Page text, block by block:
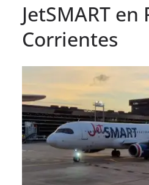
JetSMART en
Corrientes